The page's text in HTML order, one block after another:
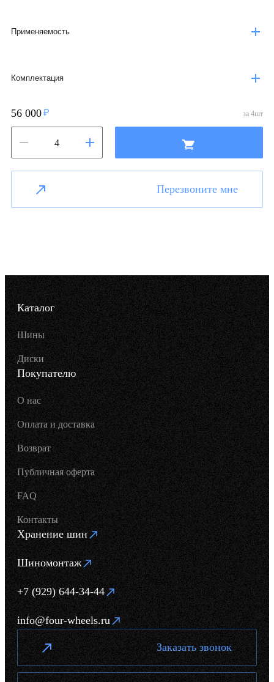
Применяемость
Комплектация
56 000 за 4шт
Перезвоните мне
Каталог
Шины
Диски
Покупателю
О нас
Оплата и доставка
Возврат
Публичная оферта
FAQ
Контакты
Хранение шин
Шиномонтаж
+7 (929) 644-34-44
info@four-wheels.ru
Заказать звонок